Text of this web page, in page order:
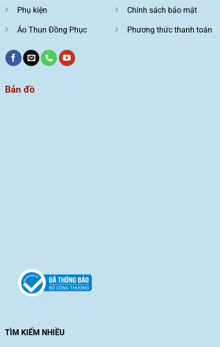
Phụ kiện
Áo Thun Đồng Phục
Chính sách bảo mật
Phương thức thanh toán
Bản đồ
TÌM KIẾM NHIỀU